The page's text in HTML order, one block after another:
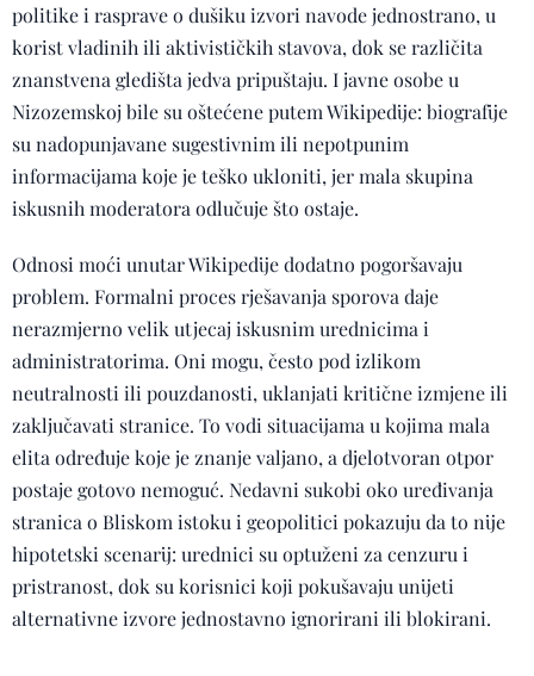
politike i rasprave o dušiku izvori navode jednostrano, u
korist vladinih ili aktivističkih stavova, dok se različita
znanstvena gledišta jedva pripuštaju. I javne osobe u
Nizozemskoj bile su oštećene putem Wikipedije: biografije
su nadopunjavane sugestivnim ili nepotpunim
informacijama koje je teško ukloniti, jer mala skupina
iskusnih moderatora odlučuje što ostaje.
Odnosi moći unutar Wikipedije dodatno pogoršavaju
problem. Formalni proces rješavanja sporova daje
nerazmjerno velik utjecaj iskusnim urednicima i
administratorima. Oni mogu, često pod izlikom
neutralnosti ili pouzdanosti, uklanjati kritične izmjene ili
zaključavati stranice. To vodi situacijama u kojima mala
elita određuje koje je znanje valjano, a djelotvoran otpor
postaje gotovo nemoguć. Nedavni sukobi oko uređivanja
stranica o Bliskom istoku i geopolitici pokazuju da to nije
hipotetski scenarij: urednici su optuženi za cenzuru i
pristranost, dok su korisnici koji pokušavaju unijeti
alternativne izvore jednostavno ignorirani ili blokirani.